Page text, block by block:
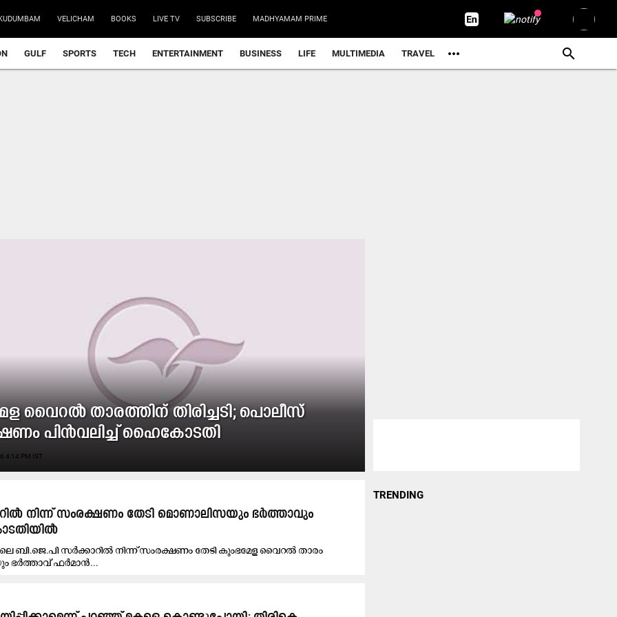
VELICHAM BOOKS LIVE TV SUBSCRIBE MADHYAMAM PRIME
GULF SPORTS TECH ENTERTAINMENT BUSINESS LIFE MULTIMEDIA TRAVEL
വൈറൽ താരത്തിന് തിരിച്ചടി; പൊലീസ്
പിന്‍വലിച്ച് ഹൈകോടതി
4:14 PM IST
നിന്ന് സംരക്ഷണം തേടി മൊണാലിസയും ഭർത്താവും
ബി.ജെ.പി സർക്കാറിൽ നിന്ന് സംരക്ഷണം തേടി കുംഭമേള വൈറൽ താരം
ഭർത്താവ് ഫർമാൻ...
TRENDING